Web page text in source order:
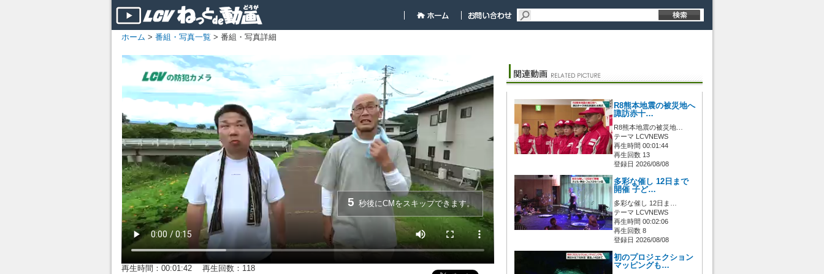
ホーム > 番組・写真一覧 > 番組・写真詳細
5 秒後にCMをスキップできます。
再生時間：00:01:42 再生回数：118
R8熊本地震の被災地へ
諏訪赤十…
R8熊本地震の被災地…
テーマ LCVNEWS
再生時間 00:01:44
再生回数 13
登録日 2026/08/08
多彩な催し 12日まで
開催 子ど…
多彩な催し 12日ま…
テーマ LCVNEWS
再生時間 00:02:06
再生回数 8
登録日 2026/08/08
初のプロジェクション
マッピングも…